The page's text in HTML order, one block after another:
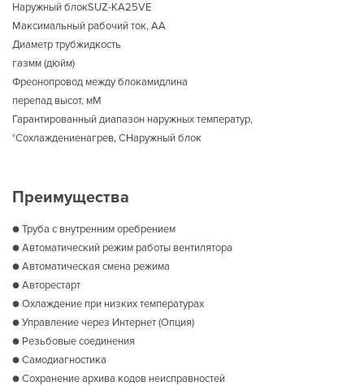
Наружный блокSUZ-KA25VE
Максимальный рабочий ток, АА
Диаметр трубжидкость
газмм (дюйм)
Фреонопровод между блокамидлина
перепад высот, мМ
Гарантированный диапазон наружных температур,
°Сохлаждениенагрев, СНаружный блок
Преимущества
● Труба с внутренним оребрением
● Автоматический режим работы вентилятора
● Автоматическая смена режима
● Авторестарт
● Охлаждение при низких температурах
● Управление через Интернет (Опция)
● Резьбовые соединения
● Самодиагностика
● Сохранение архива кодов неисправностей